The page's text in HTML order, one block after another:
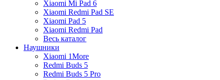
Xiaomi Mi Pad 6
Xiaomi Redmi Pad SE
Xiaomi Pad 5
Xiaomi Redmi Pad
Весь каталог
Наушники
Xiaomi 1More
Redmi Buds 5
Redmi Buds 5 Pro